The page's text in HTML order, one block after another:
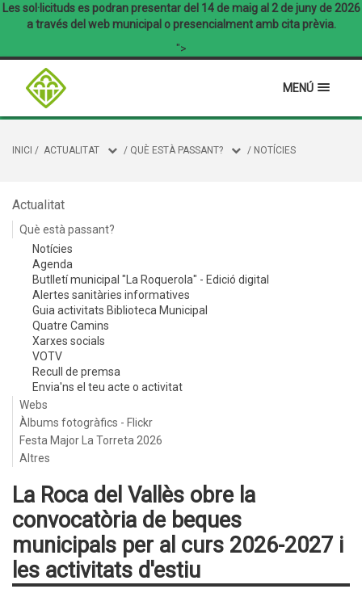
Les sol·licituds es podran presentar del 14 de maig al 2 de juny de 2026
a través del web municipal o presencialment amb cita prèvia.
">
MENÚ
INICI / ACTUALITAT / QUÈ ESTÀ PASSANT? / NOTÍCIES
Actualitat
Què està passant?
Notícies
Agenda
Butlletí municipal "La Roquerola" - Edició digital
Alertes sanitàries informatives
Guia activitats Biblioteca Municipal
Quatre Camins
Xarxes socials
VOTV
Recull de premsa
Envia'ns el teu acte o activitat
Webs
Àlbums fotogràfics - Flickr
Festa Major La Torreta 2026
Altres
La Roca del Vallès obre la
convocatòria de beques
municipals per al curs 2026-2027 i
les activitats d'estiu